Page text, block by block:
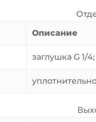
Описание
заглушка G 1/